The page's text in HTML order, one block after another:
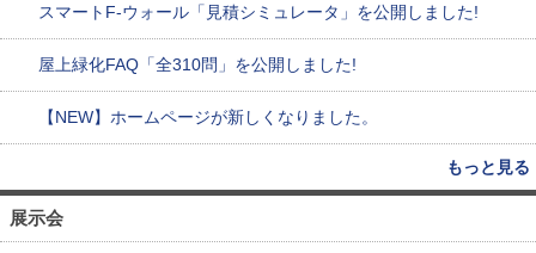
スマートF-ウォール「見積シミュレータ」を公開しました!
屋上緑化FAQ「全310問」を公開しました!
【NEW】ホームページが新しくなりました。
もっと見る
展示会